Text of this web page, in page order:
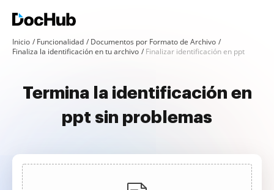
Inicio Funcionalidad
Documentos por Formato de Archivo
Finaliza la identificación en tu archivo
Finalizar identificación en ppt
Termina la identificación en
ppt sin problemas